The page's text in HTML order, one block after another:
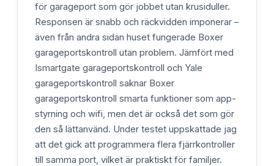
för garageport som gör jobbet utan krusiduller.
Responsen är snabb och räckvidden imponerar –
även från andra sidan huset fungerade Boxer
garageportskontroll utan problem. Jämfört med
Ismartgate garageportskontroll och Yale
garageportskontroll saknar Boxer
garageportskontroll smarta funktioner som app-
styrning och wifi, men det är också det som gör
den så lättanvänd. Under testet uppskattade jag
att det gick att programmera flera fjärrkontroller
till samma port, vilket är praktiskt för familjer.